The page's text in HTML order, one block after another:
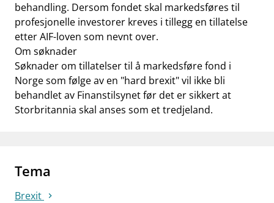
behandling. Dersom fondet skal markedsføres til
profesjonelle investorer kreves i tillegg en tillatelse
etter AIF-loven som nevnt over.
Om søknader
Søknader om tillatelser til å markedsføre fond i
Norge som følge av en "hard brexit" vil ikke bli
behandlet av Finanstilsynet før det er sikkert at
Storbritannia skal anses som et tredjeland.
Tema
Brexit